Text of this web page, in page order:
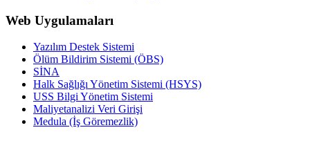
Web Uygulamaları
Yazılım Destek Sistemi
Ölüm Bildirim Sistemi (ÖBS)
SİNA
Halk Sağlığı Yönetim Sistemi (HSYS)
USS Bilgi Yönetim Sistemi
Maliyetanalizi Veri Girişi
Medula (İş Göremezlik)